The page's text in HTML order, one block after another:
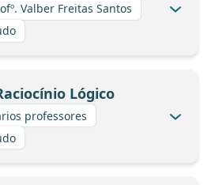
Valber Freitas Santos
Lógico
professores